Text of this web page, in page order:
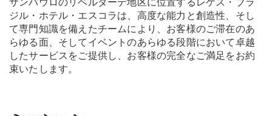
ジル・ホテル・エスコラは、高度な能力と創造性、そし
て専門知識を備えたチームにより、お客様のご滞在のあ
らゆる面、そしてイベントのあらゆる段階において卓越
したサービスをご提供し、お客様の完全なご満足をお約
束いたします。